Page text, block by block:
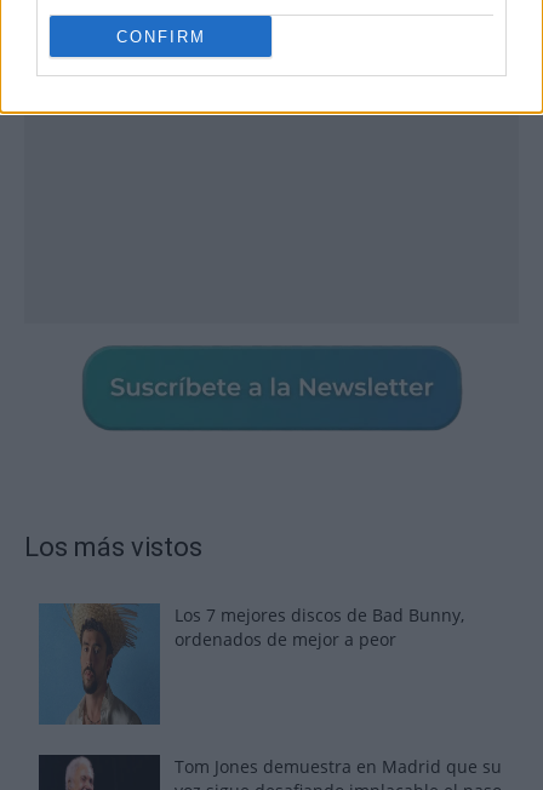
CONFIRM
Los más vistos
Los 7 mejores discos de Bad Bunny,
ordenados de mejor a peor
Tom Jones demuestra en Madrid que su